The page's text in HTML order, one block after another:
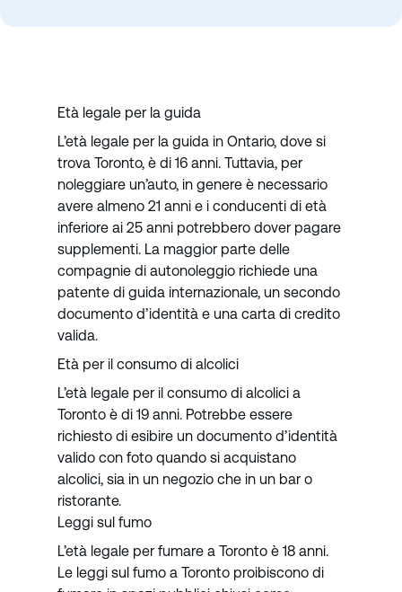
Età legale per la guida
L’età legale per la guida in Ontario, dove si
trova Toronto, è di 16 anni. Tuttavia, per
noleggiare un’auto, in genere è necessario
avere almeno 21 anni e i conducenti di età
inferiore ai 25 anni potrebbero dover pagare
supplementi. La maggior parte delle
compagnie di autonoleggio richiede una
patente di guida internazionale, un secondo
documento d’identità e una carta di credito
valida.
Età per il consumo di alcolici
L’età legale per il consumo di alcolici a
Toronto è di 19 anni. Potrebbe essere
richiesto di esibire un documento d’identità
valido con foto quando si acquistano
alcolici, sia in un negozio che in un bar o
ristorante.
Leggi sul fumo
L’età legale per fumare a Toronto è 18 anni.
Le leggi sul fumo a Toronto proibiscono di